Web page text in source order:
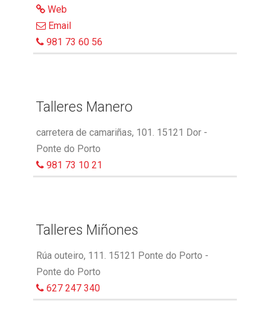
Web
Email
981 73 60 56
Talleres Manero
carretera de camariñas, 101. 15121 Dor -
Ponte do Porto
981 73 10 21
Talleres Miñones
Rúa outeiro, 111. 15121 Ponte do Porto -
Ponte do Porto
627 247 340